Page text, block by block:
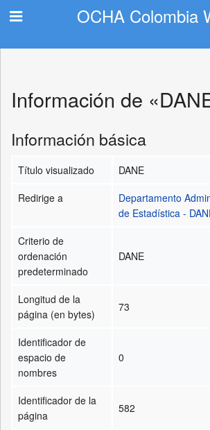
OCHA Colombia
Información de
Información básica
Título visualizado
DANE
Redirige a
Departamento
de Estadística -
Criterio de
ordenación
predeterminado
DANE
Longitud de la
página (en bytes)
73
Identificador de
espacio de
nombres
0
Identificador de la
página
582